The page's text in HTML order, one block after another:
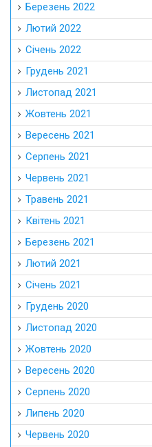
Березень 2022
Лютий 2022
Січень 2022
Грудень 2021
Листопад 2021
Жовтень 2021
Вересень 2021
Серпень 2021
Червень 2021
Травень 2021
Квітень 2021
Березень 2021
Лютий 2021
Січень 2021
Грудень 2020
Листопад 2020
Жовтень 2020
Вересень 2020
Серпень 2020
Липень 2020
Червень 2020